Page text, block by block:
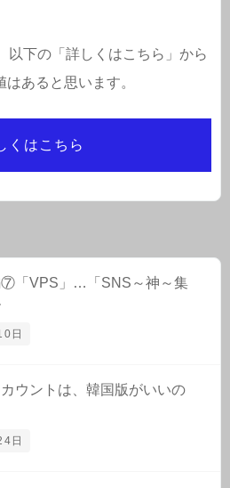
以下の「詳しくはこちら」から
あると思います。
くはこちら
⑦「VPS」…「SNS～神～集
日
ウントは、韓国版がいいの
日